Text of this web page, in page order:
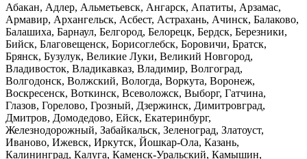
Абакан, Адлер, Альметьевск, Ангарск, Апатиты, Арзамас,
Армавир, Архангельск, Асбест, Астрахань, Ачинск, Балаково,
Балашиха, Барнаул, Белгород, Белорецк, Бердск, Березники,
Бийск, Благовещенск, Борисоглебск, Боровичи, Братск,
Брянск, Бузулук, Великие Луки, Великий Новгород,
Владивосток, Владикавказ, Владимир, Волгоград,
Волгодонск, Волжский, Вологда, Воркута, Воронеж,
Воскресенск, Воткинск, Всеволожск, Выборг, Гатчина,
Глазов, Горелово, Грозный, Дзержинск, Димитровград,
Дмитров, Домодедово, Ейск, Екатеринбург,
Железнодорожный, Забайкальск, Зеленоград, Златоуст,
Иваново, Ижевск, Иркутск, Йошкар-Ола, Казань,
Калининград, Калуга, Каменск-Уральский, Камышин,